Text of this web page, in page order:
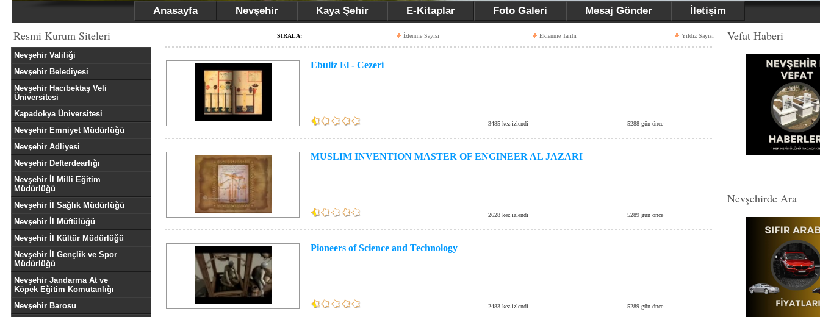
Anasayfa Nevşehir Kaya Şehir E-Kitaplar Foto Galeri Mesaj Gönder İletişim
Resmi Kurum Siteleri
Nevşehir Valiliği
Nevşehir Belediyesi
Nevşehir Hacıbektaş Veli
Üniversitesi
Kapadokya Üniversitesi
Nevşehir Emniyet Müdürlüğü
Nevşehir Adliyesi
Nevşehir Defterdearlığı
Nevşehir İl Milli Eğitim
Müdürlüğü
Nevşehir İl Sağlık Müdürlüğü
Nevşehir İl Müftülüğü
Nevşehir İl Kültür Müdürlüğü
Nevşehir İl Gençlik ve Spor
Müdürlüğü
Nevşehir Jandarma At ve
Köpek Eğitim Komutanlığı
Nevşehir Barosu
SIRALA: İzlenme Sayısı Eklenme Tarihi Yıldız Sayısı
Ebuliz El - Cezeri
3485 kez izlendi 5288 gün önce
MUSLIM INVENTION MASTER OF ENGINEER AL JAZARI
2628 kez izlendi 5289 gün önce
Pioneers of Science and Technology
2483 kez izlendi 5289 gün önce
Vefat Haberi
Nevşehirde Ara